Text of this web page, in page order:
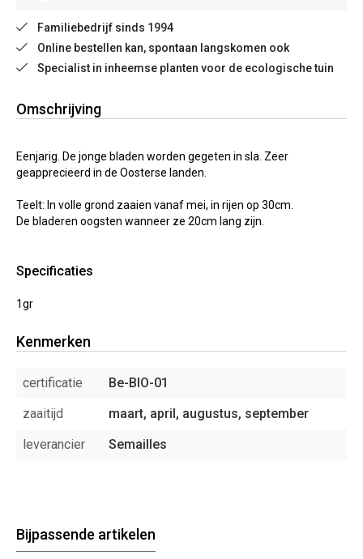
Familiebedrijf sinds 1994
Online bestellen kan, spontaan langskomen ook
Specialist in inheemse planten voor de ecologische tuin
Omschrijving
Eenjarig. De jonge bladen worden gegeten in sla. Zeer
geapprecieerd in de Oosterse landen.
Teelt: In volle grond zaaien vanaf mei, in rijen op 30cm.
De bladeren oogsten wanneer ze 20cm lang zijn.
Specificaties
1gr
Kenmerken
certificatie
Be-BIO-01
zaaitijd
maart, april, augustus, september
leverancier
Semailles
Bijpassende artikelen